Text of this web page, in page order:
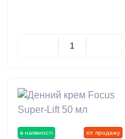
в наявності
хіт продажу